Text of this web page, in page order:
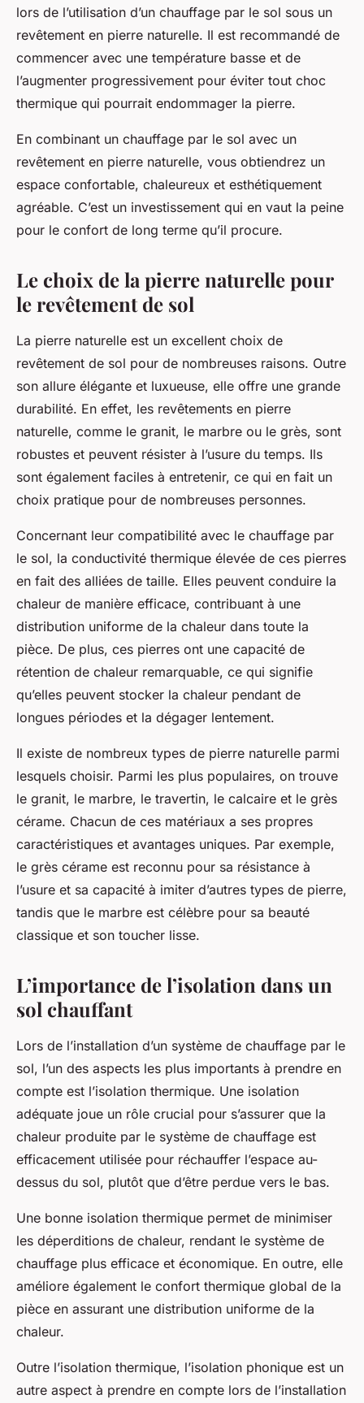
lors de l’utilisation d’un chauffage par le sol sous un
revêtement en pierre naturelle. Il est recommandé de
commencer avec une température basse et de
l’augmenter progressivement pour éviter tout choc
thermique qui pourrait endommager la pierre.
En combinant un chauffage par le sol avec un
revêtement en pierre naturelle, vous obtiendrez un
espace confortable, chaleureux et esthétiquement
agréable. C’est un investissement qui en vaut la peine
pour le confort de long terme qu’il procure.
Le choix de la pierre naturelle pour
le revêtement de sol
La pierre naturelle est un excellent choix de
revêtement de sol pour de nombreuses raisons. Outre
son allure élégante et luxueuse, elle offre une grande
durabilité. En effet, les revêtements en pierre
naturelle, comme le granit, le marbre ou le grès, sont
robustes et peuvent résister à l’usure du temps. Ils
sont également faciles à entretenir, ce qui en fait un
choix pratique pour de nombreuses personnes.
Concernant leur compatibilité avec le chauffage par
le sol, la conductivité thermique élevée de ces pierres
en fait des alliées de taille. Elles peuvent conduire la
chaleur de manière efficace, contribuant à une
distribution uniforme de la chaleur dans toute la
pièce. De plus, ces pierres ont une capacité de
rétention de chaleur remarquable, ce qui signifie
qu’elles peuvent stocker la chaleur pendant de
longues périodes et la dégager lentement.
Il existe de nombreux types de pierre naturelle parmi
lesquels choisir. Parmi les plus populaires, on trouve
le granit, le marbre, le travertin, le calcaire et le grès
cérame. Chacun de ces matériaux a ses propres
caractéristiques et avantages uniques. Par exemple,
le grès cérame est reconnu pour sa résistance à
l’usure et sa capacité à imiter d’autres types de pierre,
tandis que le marbre est célèbre pour sa beauté
classique et son toucher lisse.
L’importance de l’isolation dans un
sol chauffant
Lors de l’installation d’un système de chauffage par le
sol, l’un des aspects les plus importants à prendre en
compte est l’isolation thermique. Une isolation
adéquate joue un rôle crucial pour s’assurer que la
chaleur produite par le système de chauffage est
efficacement utilisée pour réchauffer l’espace au-
dessus du sol, plutôt que d’être perdue vers le bas.
Une bonne isolation thermique permet de minimiser
les déperditions de chaleur, rendant le système de
chauffage plus efficace et économique. En outre, elle
améliore également le confort thermique global de la
pièce en assurant une distribution uniforme de la
chaleur.
Outre l’isolation thermique, l’isolation phonique est un
autre aspect à prendre en compte lors de l’installation